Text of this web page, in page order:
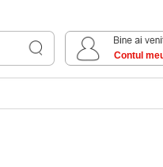
Contul